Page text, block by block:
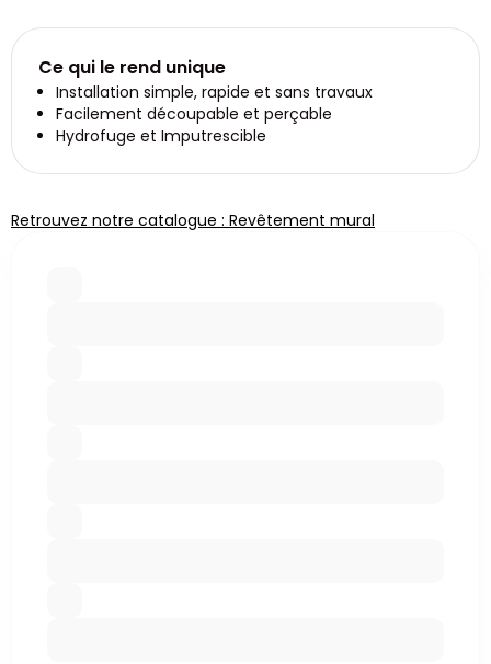
Ce qui le rend unique
Installation simple, rapide et sans travaux
Facilement découpable et perçable
Hydrofuge et Imputrescible
Retrouvez notre catalogue : Revêtement mural